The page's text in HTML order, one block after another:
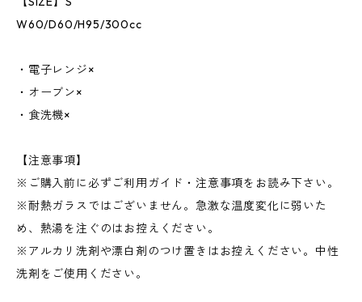
W60/D60/H95/300cc
・電子レンジ×
・オーブン×
・食洗機×
【注意事項】
※ご購入前に必ずご利用ガイド・注意事項をお読み下さい。
※耐熱ガラスではございません。急激な温度変化に弱いた
め、熱湯を注ぐのはお控えください。
※アルカリ洗剤や漂白剤のつけ置きはお控えください。中性
洗剤をご使用ください。